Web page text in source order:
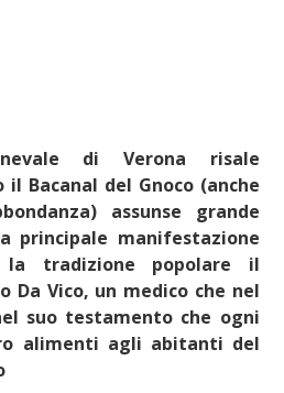
di Verona risale
Bacanal del Gnoco (anche
assunse grande
principale manifestazione
la tradizione popolare il
Da Vico, un medico che nel
suo testamento che ogni
alimenti agli abitanti del